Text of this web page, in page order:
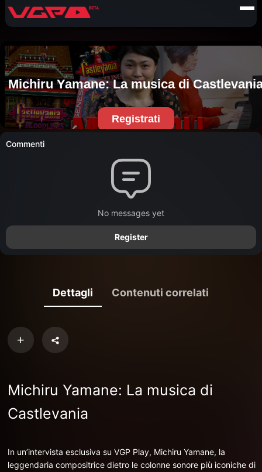
Commenti
No messages yet
Register
Dettagli Contenuti correlati
Michiru Yamane: La musica di
Castlevania
In un’intervista esclusiva su VGP Play, Michiru Yamane, la
leggendaria compositrice dietro le colonne sonore più iconiche di